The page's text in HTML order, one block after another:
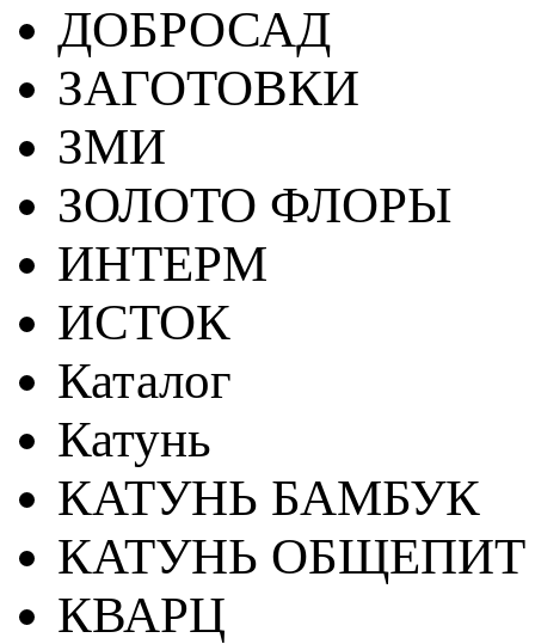
ДОБРОСАД
ЗАГОТОВКИ
ЗМИ
ЗОЛОТО ФЛОРЫ
ИНТЕРМ
ИСТОК
Каталог
Катунь
КАТУНЬ БАМБУК
КАТУНЬ ОБЩЕПИТ
КВАРЦ